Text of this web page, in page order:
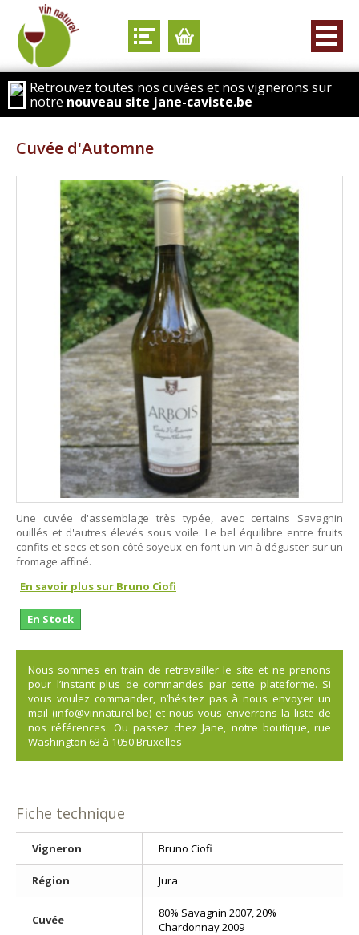
Retrouvez toutes nos cuvées et nos vignerons sur
notre nouveau site jane-caviste.be
Cuvée d'Automne
Une cuvée d'assemblage très typée, avec certains Savagnin
ouillés et d'autres élevés sous voile. Le bel équilibre entre fruits
confits et secs et son côté soyeux en font un vin à déguster sur un
fromage affiné.
En savoir plus sur Bruno Ciofi
En Stock
Nous sommes en train de retravailler le site et ne prenons
pour l’instant plus de commandes par cette plateforme. Si
vous voulez commander, n’hésitez pas à nous envoyer un
mail (info@vinnaturel.be) et nous vous enverrons la liste de
nos références. Ou passez chez Jane, notre boutique, rue
Washington 63 à 1050 Bruxelles
Fiche technique
Vigneron Bruno Ciofi
Région Jura
Cuvée
80% Savagnin 2007, 20%
Chardonnay 2009